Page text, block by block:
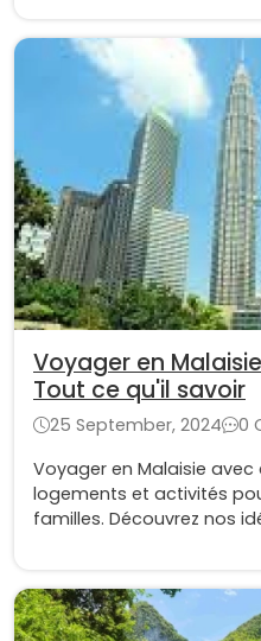
Voyager en
Tout ce qu'il savoir
25 September, 2024
0
Voyager en Malaisie
logements et activités
familles. Découvrez nos